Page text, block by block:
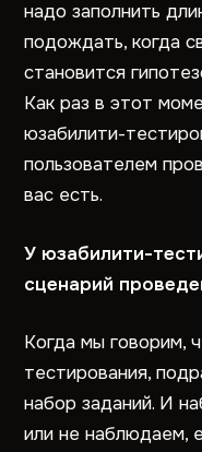
надо заполнить
подождать, когда
становится
Как раз в этот
юзабилити-
пользователем
вас есть.
У юзабилити-
сценарий
Когда мы говорим,
тестирования,
набор заданий. И
или не наблюдаем,